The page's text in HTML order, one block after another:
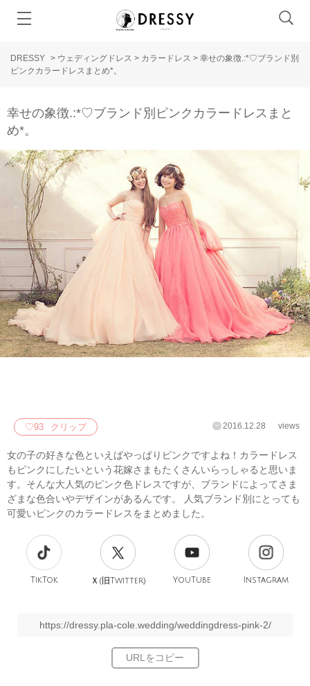
DRESSY > ウェディングドレス > カラードレス > 幸せの象徴.:*♡ブランド別
ピンクカラードレスまとめ*。
幸せの象徴.:*♡ブランド別ピンクカラードレスまと
め*。
♡93 クリップ 2016.12.28 views
女の子の好きな色といえばやっぱりピンクですよね！カラードレス
もピンクにしたいという花嫁さまもたくさんいらっしゃると思いま
す。そんな大人気のピンク色ドレスですが、ブランドによってさま
ざまな色合いやデザインがあるんです。 人気ブランド別にとっても
可愛いピンクのカラードレスをまとめました。
TikTok Ｘ(旧Twitter) YouTube Instagram
https://dressy.pla-cole.wedding/weddingdress-pink-2/